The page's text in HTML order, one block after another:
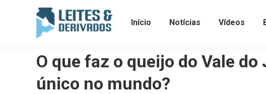
Início Notícias Vídeos
O que faz o queijo do Vale
único no mundo?